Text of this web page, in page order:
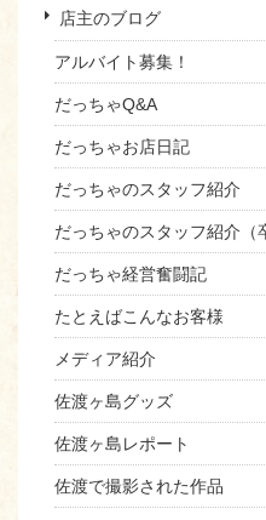
店主のブログ
アルバイト募集！
だっちゃQ&A
だっちゃお店日記
だっちゃのスタッフ紹介
だっちゃのスタッフ紹介（
だっちゃ経営奮闘記
たとえばこんなお客様
メディア紹介
佐渡ヶ島グッズ
佐渡ヶ島レポート
佐渡で撮影された作品